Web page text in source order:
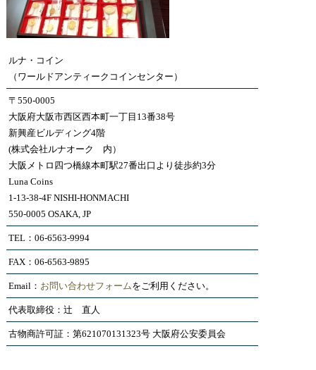
ルナ・コイン
（ワールドアンティークコインセンター）
〒550-0005
大阪府大阪市西区西本町一丁目13番38号
新興産ビルディング4階
(株式会社ルナオーク 内）
大阪メトロ四つ橋線本町駅27番出口より徒歩約3分
Luna Coins
1-13-38-4F NISHI-HONMACHI
550-0005 OSAKA, JP
TEL：06-6563-9994
FAX：06-6563-9895
Email： お問い合わせフォームをご利用ください。
代表取締役：辻 直人
古物商許可証：第621070131323号 大阪府公安委員会